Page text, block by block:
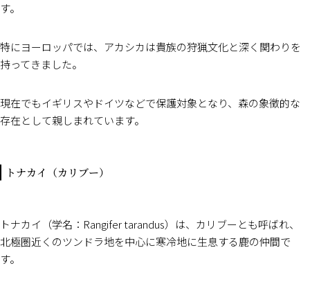
す。
特にヨーロッパでは、アカシカは貴族の狩猟文化と深く関わりを
持ってきました。
現在でもイギリスやドイツなどで保護対象となり、森の象徴的な
存在として親しまれています。
トナカイ（カリブー）
トナカイ（学名：Rangifer tarandus）は、カリブーとも呼ばれ、
北極圏近くのツンドラ地を中心に寒冷地に生息する鹿の仲間で
す。